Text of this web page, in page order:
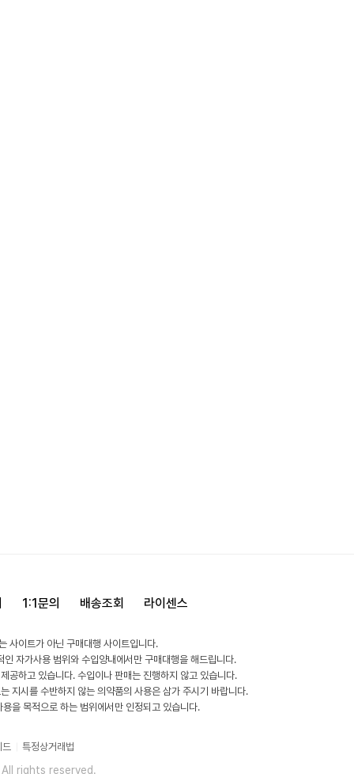
1:1문의 배송조회 라이센스
사이트가 아닌 구매대행 사이트입니다.
자가사용 범위와 수입양내에서만 구매대행을 해드립니다.
공하고 있습니다. 수입이나 판매는 진행하지 않고 있습니다.
지시를 수반하지 않는 의약품의 사용은 삼가 주시기 바랍니다.
을 목적으로 하는 범위에서만 인정되고 있습니다.
드 특정상거래법
rights reserved.